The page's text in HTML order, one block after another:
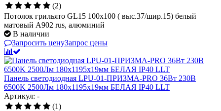
(2)
Потолок грильято GL15 100х100 ( выс.37/шир.15) белый
матовый А902 rus, алюминий
В наличии
Запросить ценуЗапрос цены
Панель светодиодная LPU-01-ПРИЗМА-PRO 36Вт 230В
6500K 2500Лм 180х1195х19мм БЕЛАЯ IP40 LLT
Артикул: -
(1)